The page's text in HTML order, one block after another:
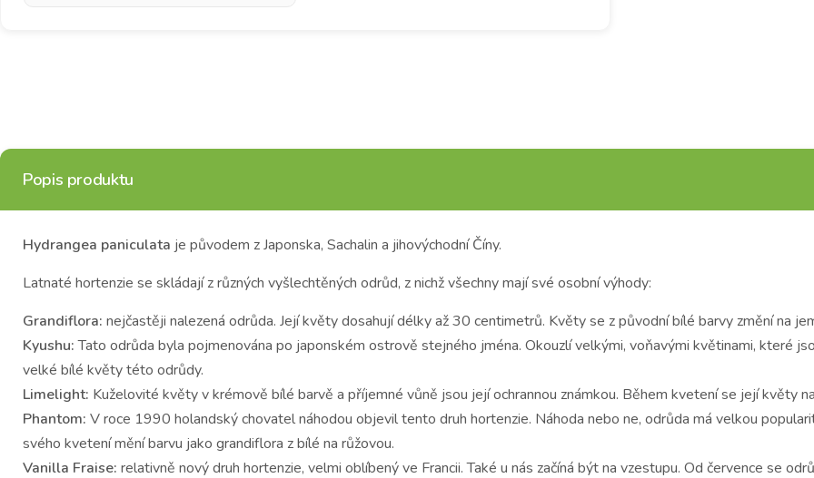
Popis produktu
Hydrangea paniculata je původem z Japonska, Sachalin a jihovýchodní Číny.
Latnaté hortenzie se skládají z různých vyšlechtěných odrůd, z nichž všechny mají své osobní výhody:
Grandiflora: nejčastěji nalezená odrůda. Její květy dosahují délky až 30 centimetrů. Květy se z původní bílé barvy změní na
Kyushu:Tato odrůda byla pojmenována po japonském ostrově stejného jména. Okouzlí velkými, voňavými květinami, které
velké bílé květy této odrůdy.
Limelight: Kuželovité květy v krémově bílé barvě a příjemné vůně jsou její ochrannou známkou. Během kvetení se její květy
Phantom: V roce 1990 holandský chovatel náhodou objevil tento druh hortenzie. Náhoda nebo ne, odrůda má velkou
svého kvetení mění barvu jako grandiflora z bílé na růžovou.
Vanilla Fraise: relativně nový druh hortenzie, velmi oblíbený ve Francii. Také u nás začíná být na vzestupu. Od července se